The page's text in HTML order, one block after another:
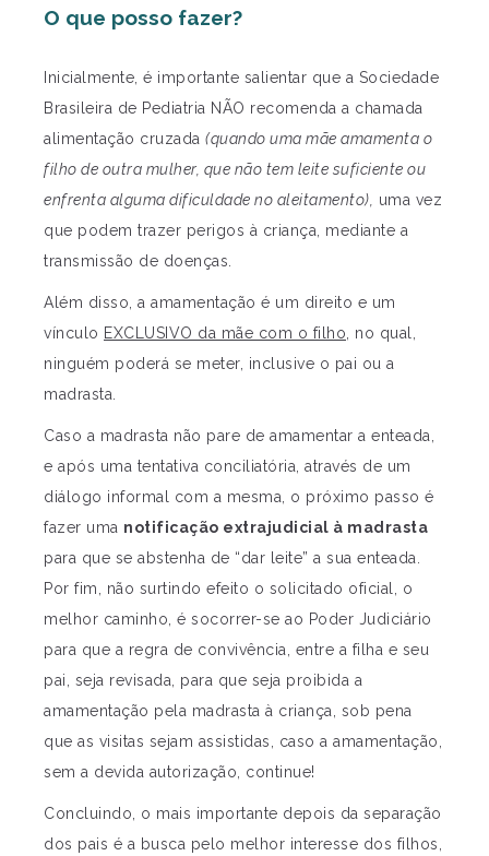
O que posso fazer?
Inicialmente, é importante salientar que a Sociedade
Brasileira de Pediatria NÃO recomenda a chamada
alimentação cruzada (quando uma mãe amamenta o
filho de outra mulher, que não tem leite suficiente ou
enfrenta alguma dificuldade no aleitamento), uma vez
que podem trazer perigos à criança, mediante a
transmissão de doenças.
Além disso, a amamentação é um direito e um
vínculo EXCLUSIVO da mãe com o filho, no qual,
ninguém poderá se meter, inclusive o pai ou a
madrasta.
Caso a madrasta não pare de amamentar a enteada,
e após uma tentativa conciliatória, através de um
diálogo informal com a mesma, o próximo passo é
fazer uma notificação extrajudicial à madrasta
para que se abstenha de “dar leite” a sua enteada.
Por fim, não surtindo efeito o solicitado oficial, o
melhor caminho, é socorrer-se ao Poder Judiciário
para que a regra de convivência, entre a filha e seu
pai, seja revisada, para que seja proibida a
amamentação pela madrasta à criança, sob pena
que as visitas sejam assistidas, caso a amamentação,
sem a devida autorização, continue!
Concluindo, o mais importante depois da separação
dos pais é a busca pelo melhor interesse dos filhos,